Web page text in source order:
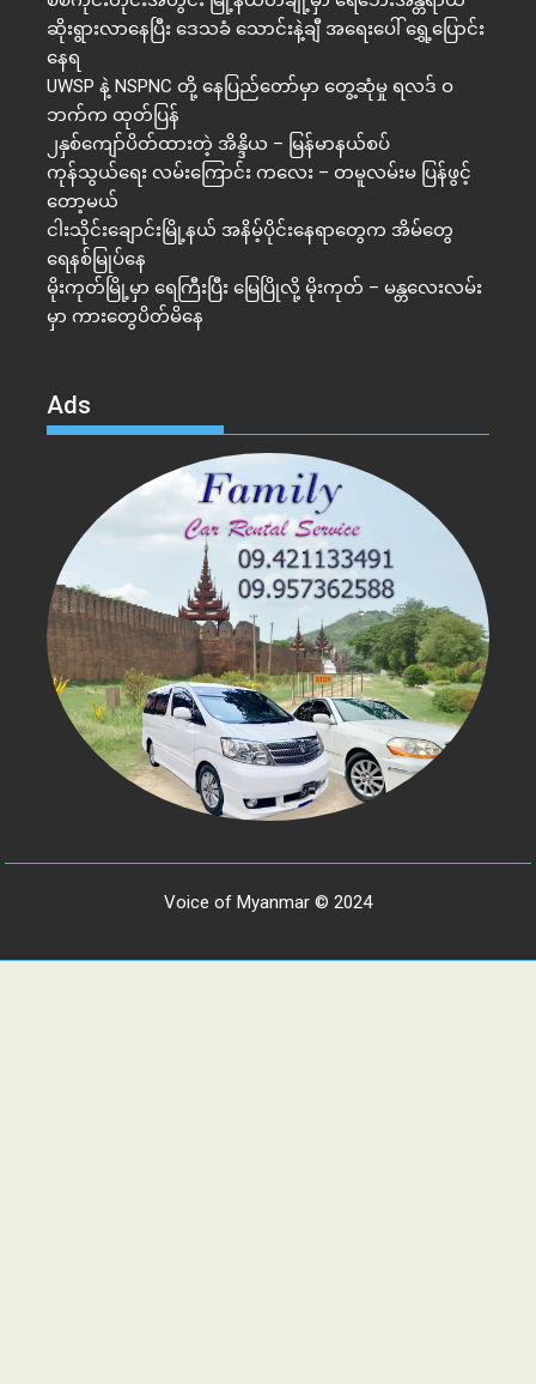
ဆိုးရွားလာနေပြီး ဒေသခံ သောင်းနဲ့ချီ အရေးပေါ် ရွှေ့ပြောင်း
နေရ
UWSP နဲ့ NSPNC တို့ နေပြည်တော်မှာ တွေ့ဆုံမှု ရလဒ် ဝ
ဘက်က ထုတ်ပြန်
၂နှစ်​ကျော်ပိတ်ထားတဲ့ အိန္ဒိယ – မြန်မာနယ်စပ်
ကုန်သွယ်ရေး လမ်းကြောင်း ကလေး – တမူလမ်းမ ပြန်ဖွင့်
တော့မယ်
ငါးသိုင်းချောင်းမြို့နယ် အနိမ့်ပိုင်းနေရာတွေက အိမ်​တွေ
ရေနစ်မြုပ်နေ
မိုးကုတ်မြို့မှာ ရေကြီးပြီး မြေပြိုလို့ မိုးကုတ် – မန္တလေးလမ်း
မှာ ကားတွေပိတ်မိနေ
Ads
Voice of Myanmar © 2024